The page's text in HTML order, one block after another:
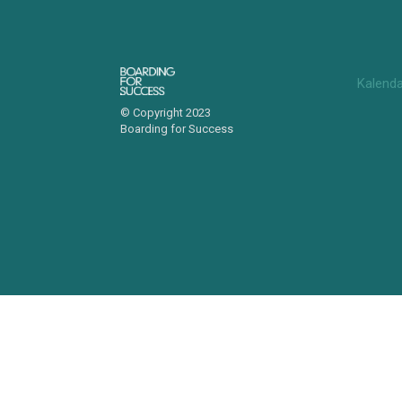
© Copyright 2023
Boarding for Success